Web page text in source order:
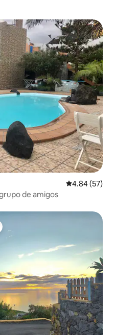
Calificación
4.84 (57)
o grupo de amigos
huéspedes